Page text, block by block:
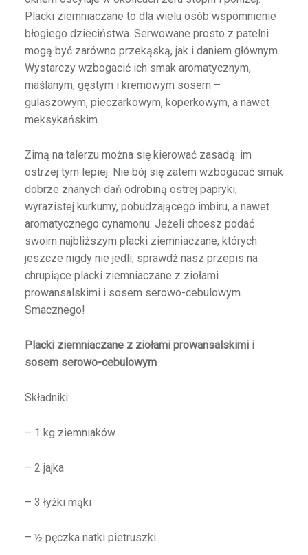
Placki ziemniaczane to dla wielu osób wspomnienie
błogiego dzieciństwa. Serwowane prosto z patelni
mogą być zarówno przekąską, jak i daniem głównym.
Wystarczy wzbogacić ich smak aromatycznym,
maślanym, gęstym i kremowym sosem –
gulaszowym, pieczarkowym, koperkowym, a nawet
meksykańskim.
Zimą na talerzu można się kierować zasadą: im
ostrzej tym lepiej. Nie bój się zatem wzbogacać smak
dobrze znanych dań odrobiną ostrej papryki,
wyrazistej kurkumy, pobudzającego imbiru, a nawet
aromatycznego cynamonu. Jeżeli chcesz podać
swoim najbliższym placki ziemniaczane, których
jeszcze nigdy nie jedli, sprawdź nasz przepis na
chrupiące placki ziemniaczane z ziołami
prowansalskimi i sosem serowo-cebulowym.
Smacznego!
Placki ziemniaczane z ziołami prowansalskimi i
sosem serowo-cebulowym
Składniki:
– 1 kg ziemniaków
– 2 jajka
– 3 łyżki mąki
– ½ pęczka natki pietruszki